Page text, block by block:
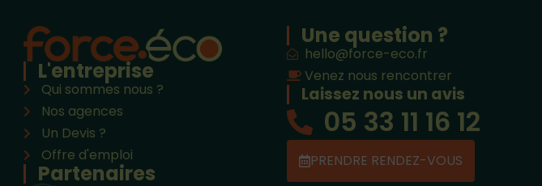
L'entreprise
Qui sommes nous ?
Nos agences
Un Devis ?
Offre d'emploi
Partenaires
Une question ?
hello@force-eco.fr
Venez nous rencontrer
Laissez nous un avis
05 33 11 16 12
PRENDRE RENDEZ-VOUS